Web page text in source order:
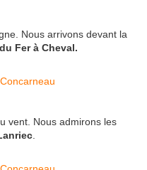
Nous arrivons devant la
Fer à Cheval.
vent. Nous admirons les